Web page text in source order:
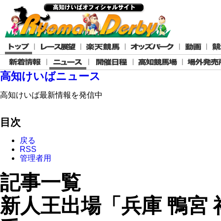
高知けいばニュース
高知けいば最新情報を発信中
目次
戻る
RSS
管理者用
記事一覧
新人王出場「兵庫 鴨宮